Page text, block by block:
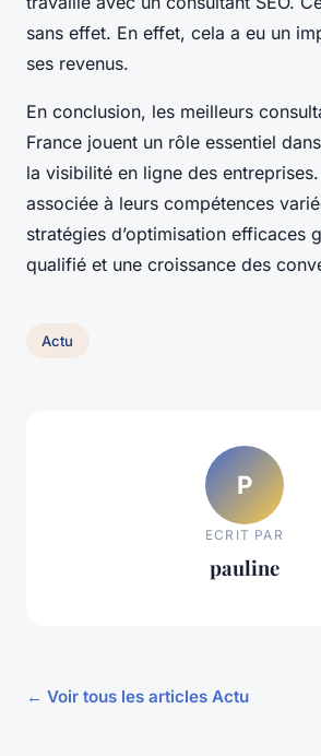
sans effet. En effet, cela a eu un
ses revenus.
En conclusion, les meilleurs
France jouent un rôle essentiel
la visibilité en ligne des
associée à leurs compétences
stratégies d’optimisation efficaces
qualifié et une croissance des
Actu
P
ECRIT PAR
pauline
← Voir tous les articles Actu